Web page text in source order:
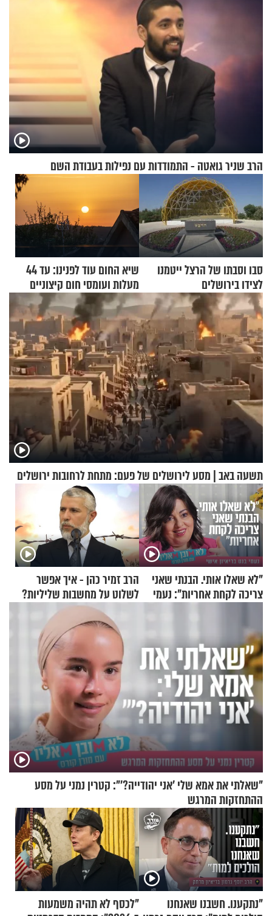
הרב שניר גואטה - התמודדות עם נפילות בעבודת השם
סבו וסבתו של הרצל ייטמנו
לצידו בירושלים
שיא החום עוד לפנינו: עד 44
מעלות ועומסי חום קיצוניים
תשעה באב | מסע לירושלים של פעם: מתחת לרחובות ירושלים
"לא שאלו אותי. הבנתי שאני
צריכה לקחת אחריות": נעמי
הרב זמיר כהן - איך אפשר
לשלוט על מחשבות שליליות?
"שאלתי את אמא שלי 'אני יהודייה?'": קטרין נמני על מסע
ההתחזקות המרגש
"נתקענו. חשבנו שאנחנו
"לכסף לא תהיה משמעות